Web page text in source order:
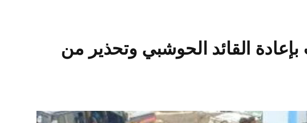
القائد الحوشبي وتحذير من